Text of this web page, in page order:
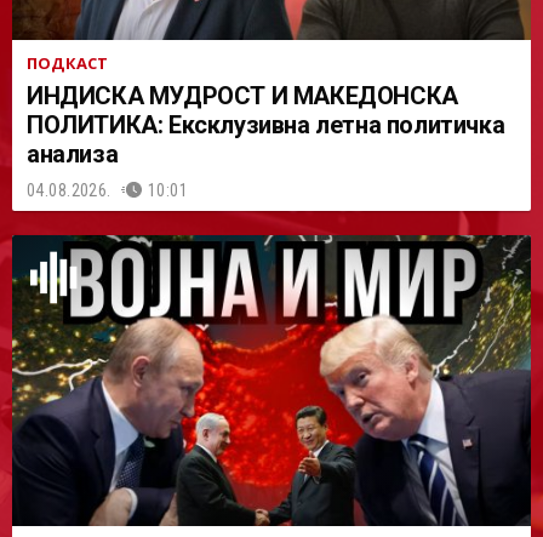
ПОДКАСТ
ИНДИСКА МУДРОСТ И МАКЕДОНСКА
ПОЛИТИКА: Ексклузивна летна политичка
анализа
04.08.2026. 10:01